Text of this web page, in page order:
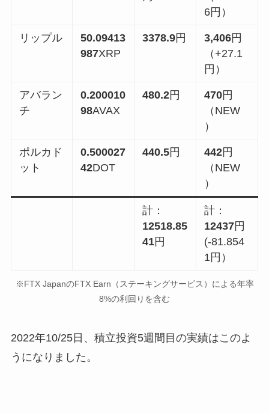
6円）
リップル
50.09413
987XRP
3378.9円 3,406円
（+27.1
円）
アバラン
チ
0.200010
98AVAX
480.2円 470円
（NEW
）
ポルカド
ット
0.500027
42DOT
440.5円 442円
（NEW
）
計：
12518.85
41円
計：
12437円
(-81.854
1円）
※FTX JapanのFTX Earn（ステーキングサービス）による年率
8%の利回りを含む
2022年10/25日、積立投資5週間目の実績はこのよ
うになりました。